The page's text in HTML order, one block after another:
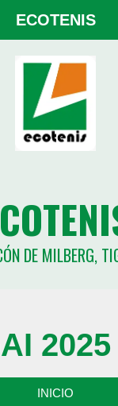
DE MILBERG,
INICIO
ECOTENIS